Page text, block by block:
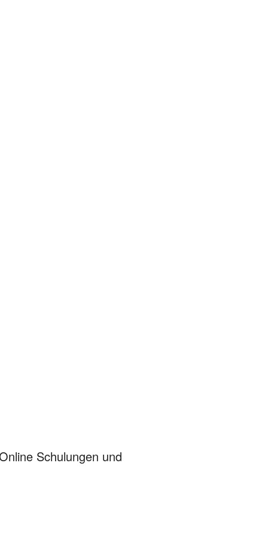
Schulungen und